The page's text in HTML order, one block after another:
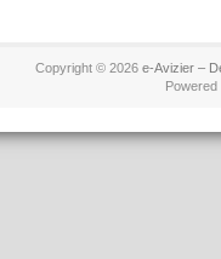
Copyright © 2026 e-Avizier –